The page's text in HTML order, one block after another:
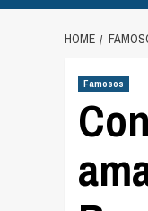
HOME
Famosos